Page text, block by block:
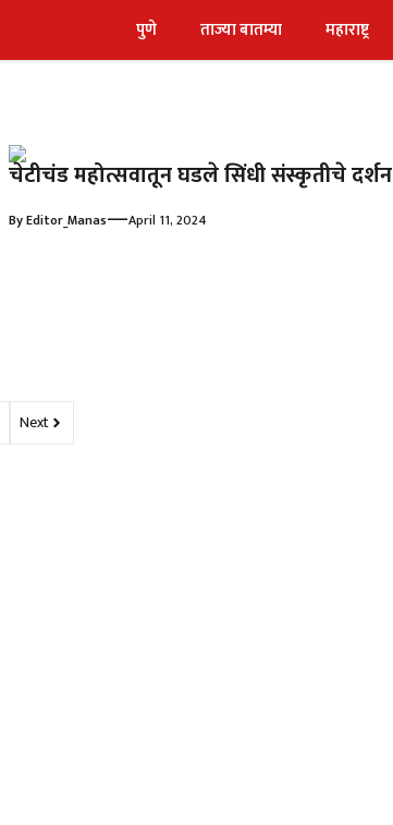
पुणे ताज्या बातम्या महाराष्ट्र
चेटीचंड महोत्सवातून घडले सिंधी संस्कृतीचे दर्शन
ByEditor_Manas—April 11, 2024
Next